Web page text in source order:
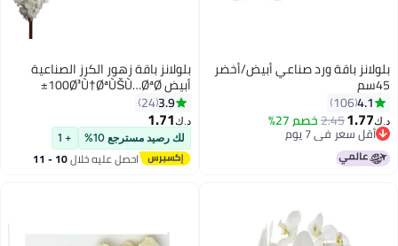
بلولانز باقة ورد صناعي أبيض/أخضر
45سم
4.1
106
د.ك‏1.77
2.45خصم 27%
أقل سعر في 7 يوم
أقل سعر في 7 يوم
بلولانز باقة زهور الكرز الصناعية
أبيض 100Ø³Ù†ØªÙŠÙ…ØªØ±
3.9
24
د.ك‏1.71
لك رصيد مسترجع 10% + 1
احصل عليه خلال 10 - 11